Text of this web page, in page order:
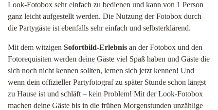
Look-Fotobox sehr einfach zu bedienen und kann von 1 Person
ganz leicht aufgestellt werden. Die Nutzung der Fotobox durch
die Partygäste ist ebenfalls sehr einfach und selbsterklärend.
Mit dem witzigen Sofortbild-Erlebnis an der Fotobox und den
Fotorequisiten werden deine Gäste viel Spaß haben und Gäste die
sich noch nicht kennen sollten, lernen sich jetzt kennen! Und
wenn dein offizieller Partyfotograf zu später Stunde schon längst
zu Hause ist und schläft – kein Problem! Mit der Look-Fotobox
machen deine Gäste bis in die frühen Morgenstunden unzählige